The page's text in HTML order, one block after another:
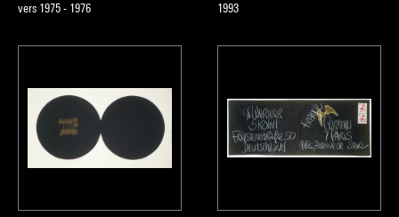
vers 1975 - 1976
1993